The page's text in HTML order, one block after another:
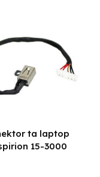
ta laptop
15-3000